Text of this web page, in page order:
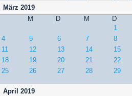
März 2019
M
D M D
1
4
5 6 7 8
11
12 13 14 15
18
19 20 21 22
25
26 27 28 29
April 2019